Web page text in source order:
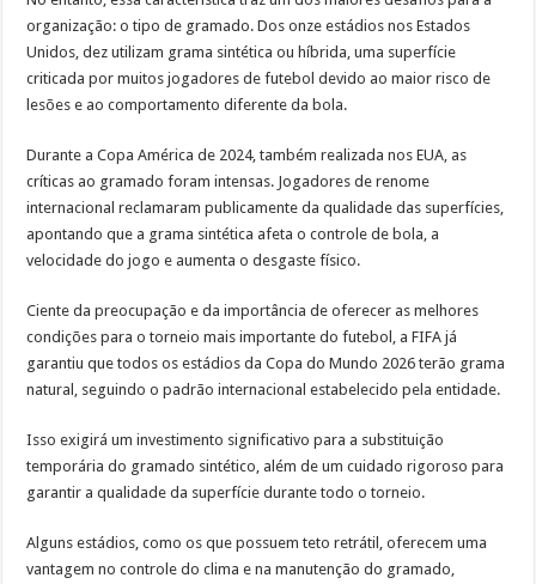
organização: o tipo de gramado. Dos onze estádios nos Estados
Unidos, dez utilizam grama sintética ou híbrida, uma superfície
criticada por muitos jogadores de futebol devido ao maior risco de
lesões e ao comportamento diferente da bola.
Durante a Copa América de 2024, também realizada nos EUA, as
críticas ao gramado foram intensas. Jogadores de renome
internacional reclamaram publicamente da qualidade das superfícies,
apontando que a grama sintética afeta o controle de bola, a
velocidade do jogo e aumenta o desgaste físico.
Ciente da preocupação e da importância de oferecer as melhores
condições para o torneio mais importante do futebol, a FIFA já
garantiu que todos os estádios da Copa do Mundo 2026 terão grama
natural, seguindo o padrão internacional estabelecido pela entidade.
Isso exigirá um investimento significativo para a substituição
temporária do gramado sintético, além de um cuidado rigoroso para
garantir a qualidade da superfície durante todo o torneio.
Alguns estádios, como os que possuem teto retrátil, oferecem uma
vantagem no controle do clima e na manutenção do gramado,